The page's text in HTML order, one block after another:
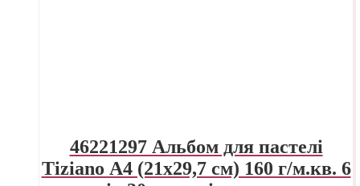
46221297 Альбом для пастелі
Tiziano А4 (21х29,7 см) 160 г/м.кв. 6